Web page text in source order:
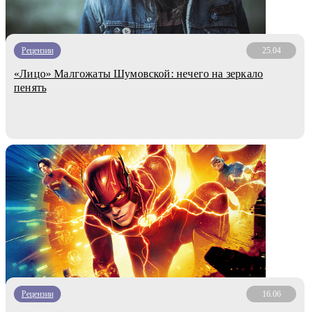
Рецензии 25.04
«Лицо» Малгожаты Шумовской: нечего на зеркало
пенять
Рецензии 16.06